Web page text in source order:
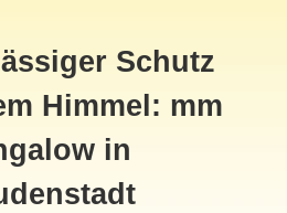
Schutz
Himmel: mm
in